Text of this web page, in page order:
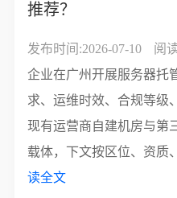
推荐？
发布时间:2026-07-10
阅
企业在广州开展服务器托
求、运维时效、合规等级
现有运营商自建机房与第
载体，下文按区位、资质
读全文